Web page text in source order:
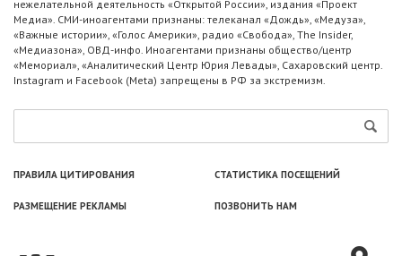
нежелательной деятельность «Открытой России», издания «Проект
Медиа». СМИ-иноагентами признаны: телеканал «Дождь», «Медуза»,
«Важные истории», «Голос Америки», радио «Свобода», The Insider,
«Медиазона», ОВД-инфо. Иноагентами признаны общество/центр
«Мемориал», «Аналитический Центр Юрия Левады», Сахаровский центр.
Instagram и Facebook (Metа) запрещены в РФ за экстремизм.
ПРАВИЛА ЦИТИРОВАНИЯ СТАТИСТИКА ПОСЕЩЕНИЙ
РАЗМЕЩЕНИЕ РЕКЛАМЫ ПОЗВОНИТЬ НАМ